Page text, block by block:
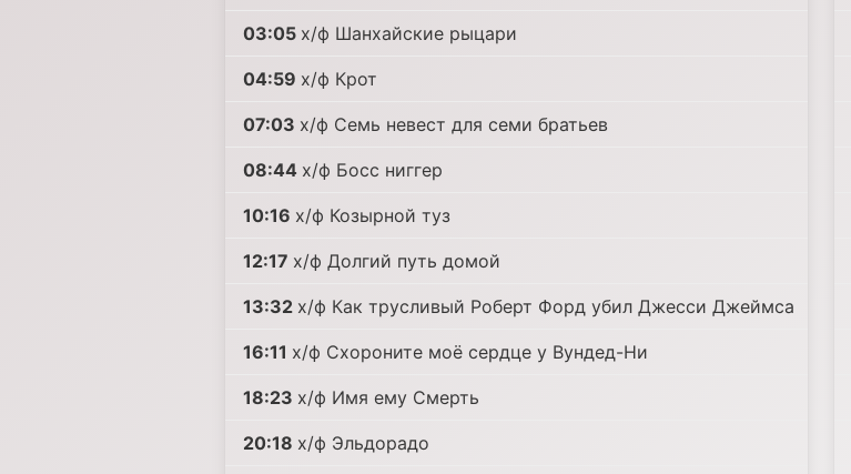
03:05 х/ф Шанхайские рыцари
04:59 х/ф Крот
07:03 х/ф Семь невест для семи братьев
08:44 х/ф Босс ниггер
10:16 х/ф Козырной туз
12:17 х/ф Долгий путь домой
13:32 х/ф Как трусливый Роберт Форд убил Джесси Джеймса
16:11 х/ф Схороните моё сердце у Вундед-Ни
18:23 х/ф Имя ему Смерть
20:18 х/ф Эльдорадо